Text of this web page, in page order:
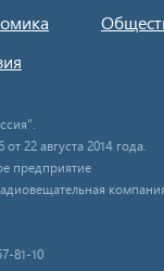
22 августа 2014 года.
предприятие
81-10